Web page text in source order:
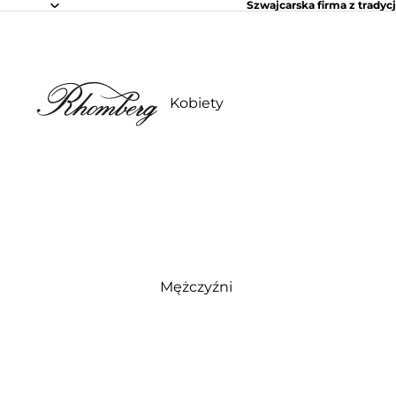
Szwajcarska firma z
Kobiety
Mężczyźni